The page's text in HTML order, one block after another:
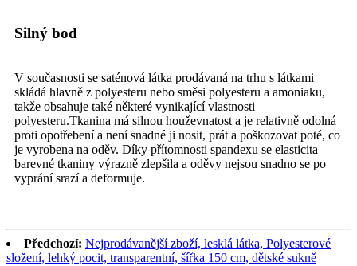
Silný bod
V současnosti se saténová látka prodávaná na trhu s látkami
skládá hlavně z polyesteru nebo směsi polyesteru a amoniaku,
takže obsahuje také některé vynikající vlastnosti
polyesteru.Tkanina má silnou houževnatost a je relativně odolná
proti opotřebení a není snadné ji nosit, prát a poškozovat poté, co
je vyrobena na oděv. Díky přítomnosti spandexu se elasticita
barevné tkaniny výrazně zlepšila a oděvy nejsou snadno se po
vyprání srazí a deformuje.
Předchozí: Nejprodávanější zboží, lesklá látka, Polyesterové
složení, lehký pocit, transparentní, šířka 150 cm, dětské sukně